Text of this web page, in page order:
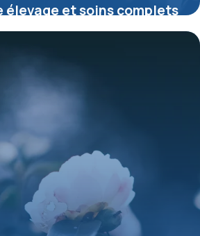
élevage et soins complets